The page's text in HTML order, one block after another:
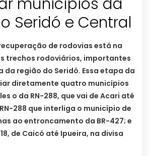
Seridó e Central
de rodovias está na
trechos rodoviários, importantes
da região do Seridó. Essa etapa da
diretamente quatro municípios
o da RN-288, que vai de Acari até
288 que interliga o município de
ao entroncamento da BR-427; e
de Caicó até Ipueira, na divisa